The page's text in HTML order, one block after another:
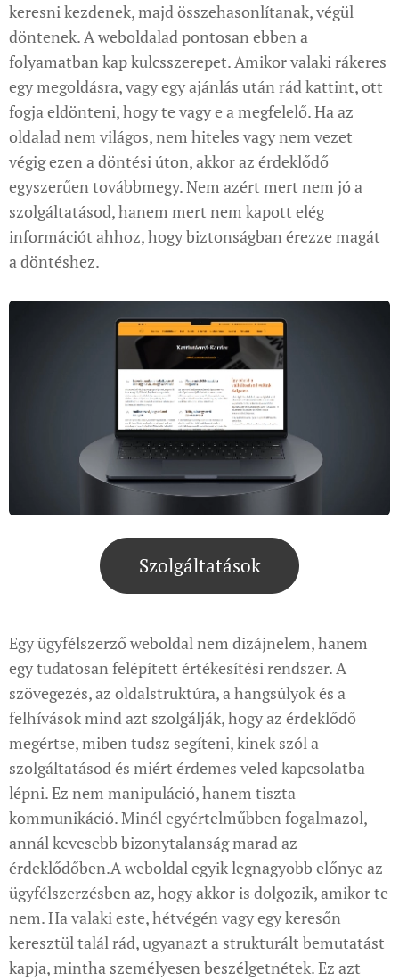
keresni kezdenek, majd összehasonlítanak, végül
döntenek. A weboldalad pontosan ebben a
folyamatban kap kulcsszerepet. Amikor valaki rákeres
egy megoldásra, vagy egy ajánlás után rád kattint, ott
fogja eldönteni, hogy te vagy e a megfelelő. Ha az
oldalad nem világos, nem hiteles vagy nem vezet
végig ezen a döntési úton, akkor az érdeklődő
egyszerűen továbbmegy. Nem azért mert nem jó a
szolgáltatásod, hanem mert nem kapott elég
információt ahhoz, hogy biztonságban érezze magát
a döntéshez.
Szolgáltatások
Egy ügyfélszerző weboldal nem dizájnelem, hanem
egy tudatosan felépített értékesítési rendszer. A
szövegezés, az oldalstruktúra, a hangsúlyok és a
felhívások mind azt szolgálják, hogy az érdeklődő
megértse, miben tudsz segíteni, kinek szól a
szolgáltatásod és miért érdemes veled kapcsolatba
lépni. Ez nem manipuláció, hanem tiszta
kommunikáció. Minél egyértelműbben fogalmazol,
annál kevesebb bizonytalanság marad az
érdeklődőben.A weboldal egyik legnagyobb előnye az
ügyfélszerzésben az, hogy akkor is dolgozik, amikor te
nem. Ha valaki este, hétvégén vagy egy keresőn
keresztül talál rád, ugyanazt a strukturált bemutatást
kapja, mintha személyesen beszélgetnétek. Ez azt